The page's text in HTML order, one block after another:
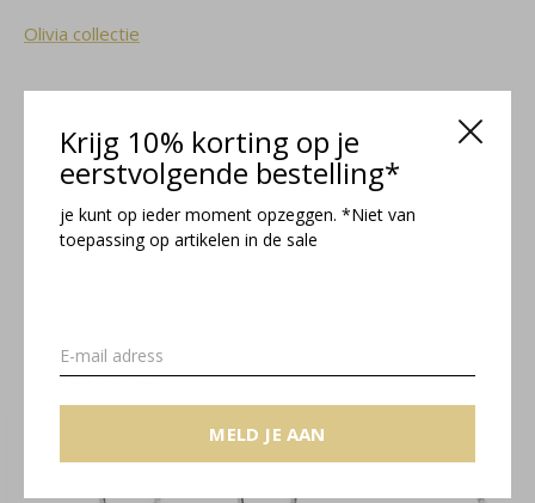
Krijg 10% korting op je
eerstvolgende bestelling*
je kunt op ieder moment opzeggen. *Niet van
toepassing op artikelen in de sale
MELD JE AAN
Olivia collectie
Gratis verzending binnen NL
Sieradendoosje en gratis cadeauverpakking
Related articles